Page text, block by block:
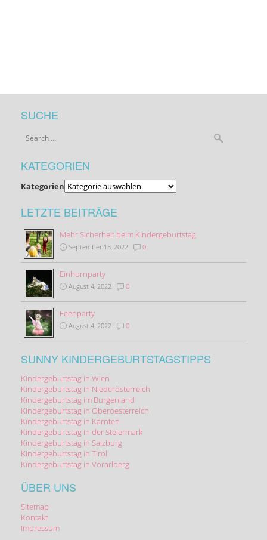
SUCHE
KATEGORIEN
Kategorien
LETZTE BEITRÄGE
Mehr Sicherheit beim Kindergeburtstag
September 13, 2022 0
Einhornparty
August 4, 2022 0
Feenparty
August 4, 2022 0
SUNNY KINDERGEBURTSTAGSTIPPS
Kindergeburtstag in Wien
Kindergeburtstag in Niederösterreich
Kindergeburtstag im Burgenland
Kindergeburtstag in Oberoesterreich
Kindergeburtstag in Kärnten
Kindergeburtstag in der Steiermark
Kindergeburtstag in Salzburg
Kindergeburtstag in Tirol
Kindergeburtstag in Vorarlberg
ÜBER UNS
Sitemap
Kontakt
Impressum